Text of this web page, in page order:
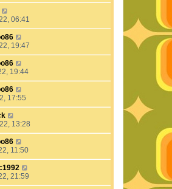
06:41
19:47
19:44
17:55
13:28
11:50
21:59